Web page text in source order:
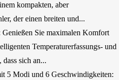
kompakten, aber
der einen breiten und...
Sie maximalen Komfort
Temperaturerfassungs- und
dass sich an...
5 Modi und 6 Geschwindigkeiten: